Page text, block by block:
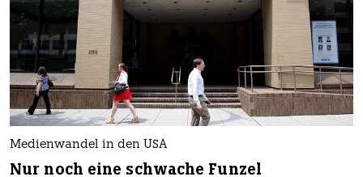
Medienwandel in den USA
Nur noch eine schwache Funzel